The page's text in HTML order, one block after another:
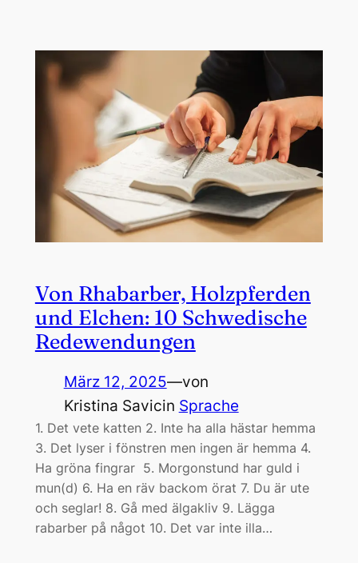
Von Rhabarber, Holzpferden
und Elchen: 10 Schwedische
Redewendungen
März 12, 2025—von
Kristina Savicin Sprache
1. Det vete katten 2. Inte ha alla hästar hemma
3. Det lyser i fönstren men ingen är hemma 4.
Ha gröna fingrar 5. Morgonstund har guld i
mun(d) 6. Ha en räv backom örat 7. Du är ute
och seglar! 8. Gå med älgakliv 9. Lägga
rabarber på något 10. Det var inte illa…